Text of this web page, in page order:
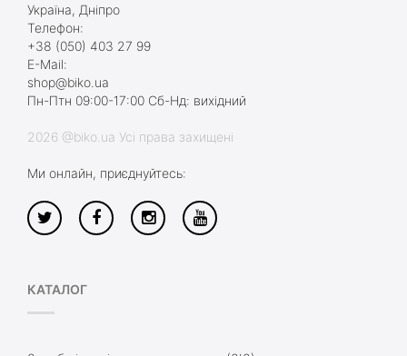
Україна, Дніпро
Телефон:
+38 (050) 403 27 99
E-Mail:
shop@biko.ua
Пн-Птн 09:00-17:00 Сб-Нд: вихідний
2026 @biko.ua Усі права захищені
Ми онлайн, приєднуйтесь:
КАТАЛОГ